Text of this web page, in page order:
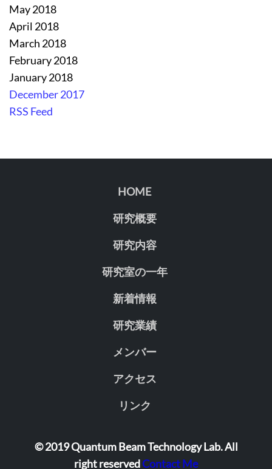
May 2018
April 2018
March 2018
February 2018
January 2018
December 2017
RSS Feed
HOME
研究概要
研究内容
研究室の一年
新着情報
研究業績
メンバー
アクセス
リンク
© 2019 Quantum Beam Technology Lab. All
right reservedContact Me